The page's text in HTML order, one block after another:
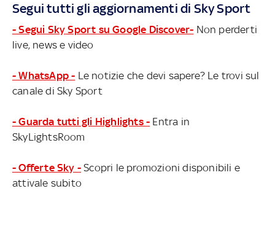
Segui tutti gli aggiornamenti di Sky Sport
- Segui Sky Sport su Google Discover- Non perderti
live, news e video
- WhatsApp - Le notizie che devi sapere? Le trovi sul
canale di Sky Sport
- Guarda tutti gli Highlights - Entra in
SkyLightsRoom
- Offerte Sky - Scopri le promozioni disponibili e
attivale subito